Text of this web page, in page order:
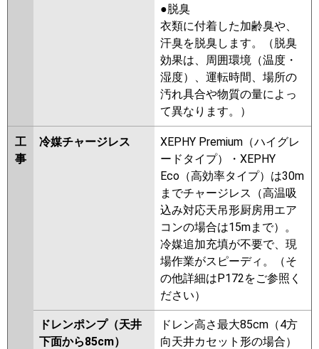
●脱臭
衣類に付着した加齢臭や、
汗臭を脱臭します。（脱臭
効果は、周囲環境（温度・
湿度）、運転時間、場所の
汚れ具合や物質の量によっ
て異なります。）
工
事
冷媒チャージレス
XEPHY Premium（ハイグレ
ードタイプ）・XEPHY
Eco（高効率タイプ）は30m
までチャージレス（高温吸
込み対応天吊形厨房用エア
コンの場合は15mまで）。
冷媒追加充填が不要で、現
場作業がスピーディ。（そ
の他詳細はP172をご参照く
ださい）
ドレンポンプ（天井
下面から85cm）
ドレン高さ最大85cm（4方
向天井カセット形の場合）